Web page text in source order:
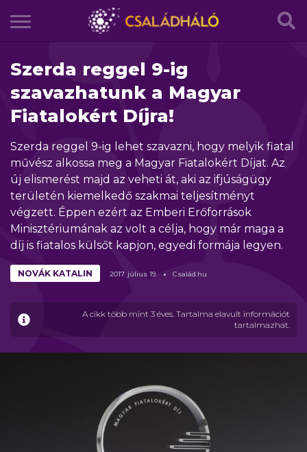
Szerda reggel 9-ig
szavazhatunk a Magyar
Fiatalokért Díjra!
Szerda reggel 9-ig lehet szavazni, hogy melyik fiatal
művész alkossa meg a Magyar Fiatalokért Díjat. Az
új elismerést majd az veheti át, aki az ifjúságügy
területén kiemelkedő szakmai teljesítményt
végzett. Éppen ezért az Emberi Erőforrások
Minisztériumának az volt a célja, hogy már maga a
díj is fiatalos külsőt kapjon, egyedi formája legyen.
A cikk több mint 3 éves. Tartalma elavult információt
tartalmazhat.
NOVÁK KATALIN 2017. július 19. Család.hu